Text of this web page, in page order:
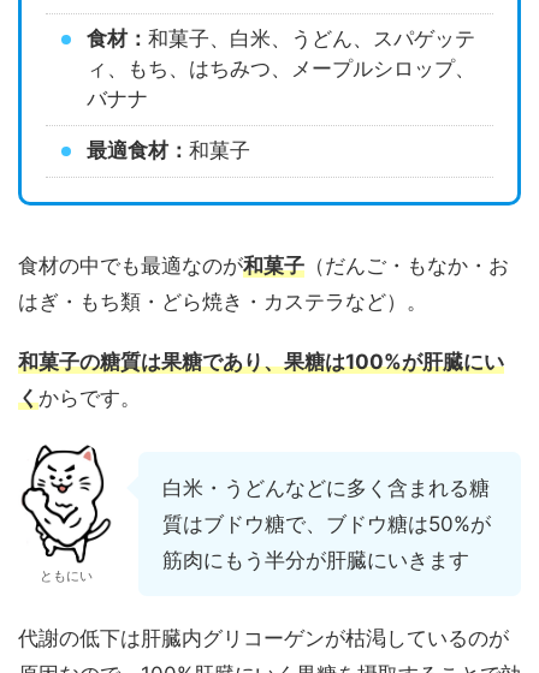
食材： 和菓子、白米、うどん、スパゲッテ
ィ、もち、はちみつ、メープルシロップ、
バナナ
最適食材： 和菓子
食材の中でも最適なのが和菓子 （だんご・もなか・お
はぎ・もち類・どら焼き・カステラなど）。
和菓子の糖質は果糖であり、果糖は100%が肝臓にい
くからです。
ともにい
白米・うどんなどに多く含まれる糖
質はブドウ糖で、ブドウ糖は50%が
筋肉にもう半分が肝臓にいきます
代謝の低下は肝臓内グリコーゲンが枯渇しているのが